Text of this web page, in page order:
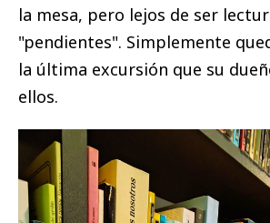
la mesa, pero lejos de ser
"pendientes". Simplemente
la última excursión que su
ellos.